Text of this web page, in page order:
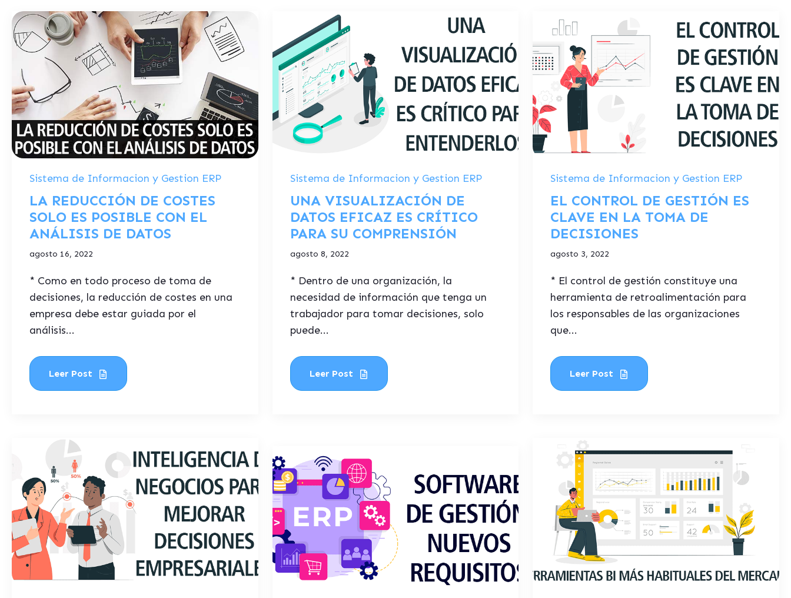
Sistema de Informacion y Gestion ERP
LA REDUCCIÓN DE COSTES
SOLO ES POSIBLE CON EL
ANÁLISIS DE DATOS
agosto 16, 2022
* Como en todo proceso de toma de
decisiones, la reducción de costes en una
empresa debe estar guiada por el
análisis...
Leer Post
Sistema de Informacion y Gestion ERP
UNA VISUALIZACIÓN DE
DATOS EFICAZ ES CRÍTICO
PARA SU COMPRENSIÓN
agosto 8, 2022
* Dentro de una organización, la
necesidad de información que tenga un
trabajador para tomar decisiones, solo
puede...
Leer Post
Sistema de Informacion y Gestion ERP
EL CONTROL DE GESTIÓN ES
CLAVE EN LA TOMA DE
DECISIONES
agosto 3, 2022
* El control de gestión constituye una
herramienta de retroalimentación para
los responsables de las organizaciones
que...
Leer Post